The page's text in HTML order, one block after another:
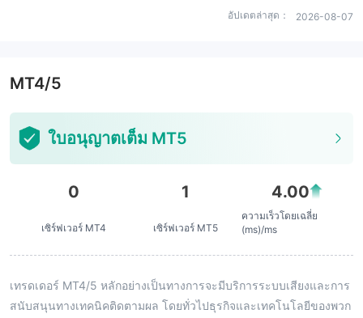
อัปเดตล่าสุด： 2026-08-07
MT4/5
ใบอนุญาตเต็ม MT5
0
เซิร์ฟเวอร์ MT4
1
เซิร์ฟเวอร์ MT5
4.00
ความเร็วโดยเฉลี่ย
(ms)/ms
เทรดเดอร์ MT4/5 หลักอย่างเป็นทางการจะมีบริการระบบเสียงและการ
สนับสนุนทางเทคนิคติดตามผล โดยทั่วไปธุรกิจและเทคโนโลยีของพวก